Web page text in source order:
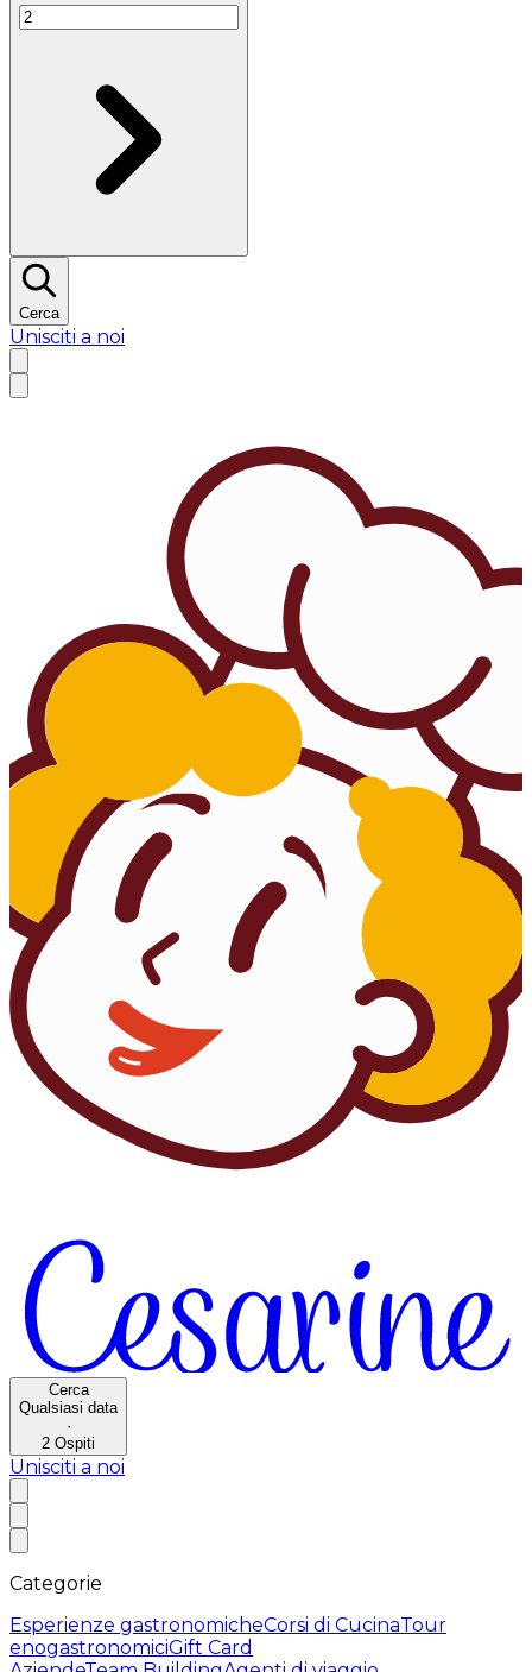
Cerca
Unisciti a noi
Cerca
Qualsiasi data
·
2 Ospiti
Unisciti a noi
Categorie
Esperienze gastronomicheCorsi di CucinaTour
enogastronomiciGift Card